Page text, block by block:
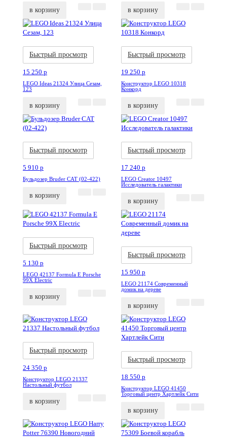
в корзину в корзину
Быстрый просмотр
15 250 p
LEGO Ideas 21324 Улица Сезам,
123
в корзину
Быстрый просмотр
19 250 p
Конструктор LEGO 10318
Конкорд
в корзину
Быстрый просмотр
5 910 p
Бульдозер Bruder CAT (02-422)
в корзину
Быстрый просмотр
17 240 p
LEGO Creator 10497
Исследователь галактики
в корзину
Быстрый просмотр
5 130 p
LEGO 42137 Formula E Porsche
99X Electric
в корзину
Быстрый просмотр
15 950 p
LEGO 21174 Современный
домик на дереве
в корзину
Быстрый просмотр
24 350 p
Конструктор LEGO 21337
Настольный футбол
в корзину
Быстрый просмотр
18 550 p
Конструктор LEGO 41450
Торговый центр Хартлейк Сити
в корзину